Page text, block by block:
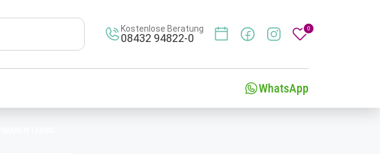
Kostenlose Beratung
08432 94822-0 Merkliste
0
WhatsApp